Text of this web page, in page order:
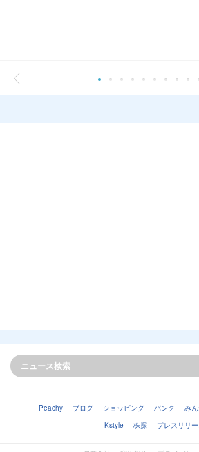
Peachy ブログ ショッピング バンク み
Kstyle
株探 プレスリリ